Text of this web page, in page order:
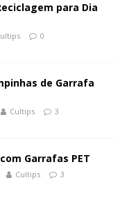
para Dia
0
de Garrafa
Cultips 3
Garrafas PET
Cultips 3